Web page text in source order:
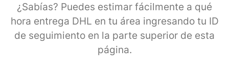
¿Sabías? Puedes estimar fácilmente a qué
hora entrega DHL en tu área ingresando tu ID
de seguimiento en la parte superior de esta
página.